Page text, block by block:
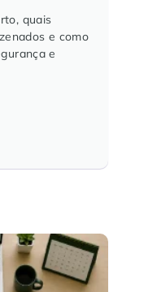
quais
e como
e